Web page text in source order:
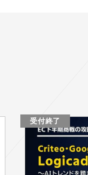
受付終了